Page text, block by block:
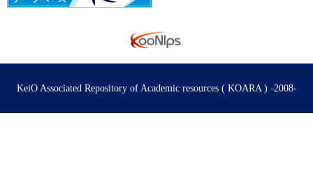
KeiO Associated Repository of Academic resources ( KOARA ) -2008-